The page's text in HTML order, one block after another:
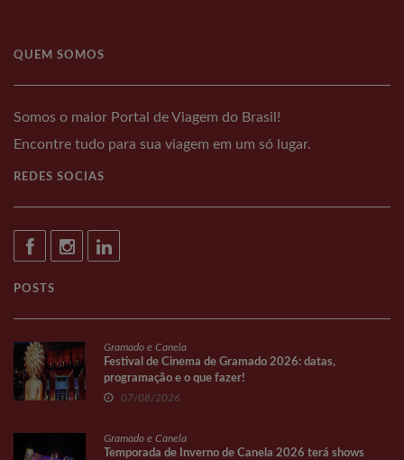
QUEM SOMOS
Somos o maior Portal de Viagem do Brasil!
Encontre tudo para sua viagem em um só lugar.
REDES SOCIAS
POSTS
Gramado e Canela
Festival de Cinema de Gramado 2026: datas,
programação e o que fazer!
07/08/2026
Gramado e Canela
Temporada de Inverno de Canela 2026 terá shows